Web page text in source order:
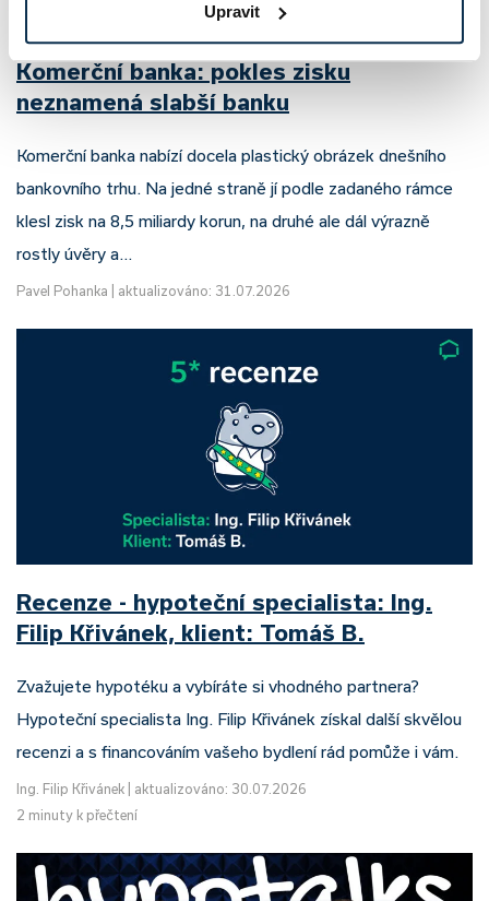
Upravit
Komerční banka: pokles zisku
neznamená slabší banku
Komerční banka nabízí docela plastický obrázek dnešního
bankovního trhu. Na jedné straně jí podle zadaného rámce
klesl zisk na 8,5 miliardy korun, na druhé ale dál výrazně
rostly úvěry a…
Pavel Pohanka aktualizováno: 31.07.2026
Recenze - hypoteční specialista: Ing.
Filip Křivánek, klient: Tomáš B.
Zvažujete hypotéku a vybíráte si vhodného partnera?
Hypoteční specialista Ing. Filip Křivánek získal další skvělou
recenzi a s financováním vašeho bydlení rád pomůže i vám.
Ing. Filip Křivánek
aktualizováno: 30.07.2026
2 minuty k přečtení